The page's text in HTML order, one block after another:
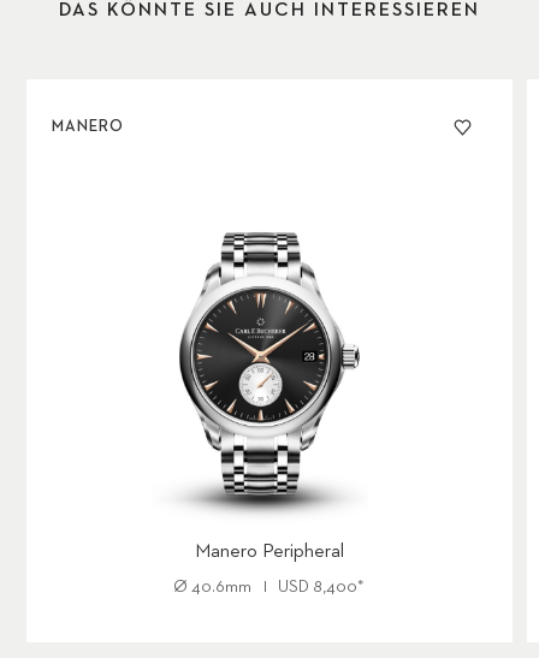
DAS KÖNNTE SIE AUCH INTERESSIEREN
MANERO
Manero Peripheral
Ø 40.6mm USD 8,400*